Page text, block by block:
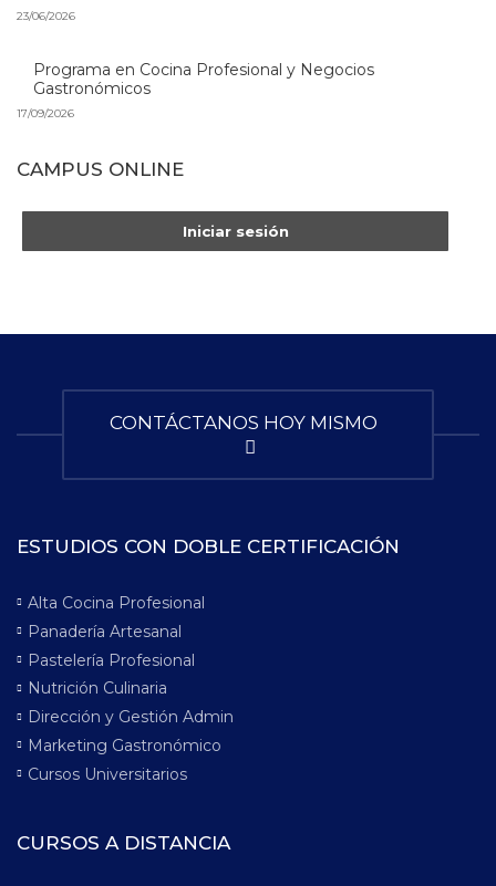
23/06/2026
Programa en Cocina Profesional y Negocios
Gastronómicos
17/09/2026
CAMPUS ONLINE
Iniciar sesión
CONTÁCTANOS HOY MISMO
ESTUDIOS CON DOBLE CERTIFICACIÓN
Alta Cocina Profesional
Panadería Artesanal
Pastelería Profesional
Nutrición Culinaria
Dirección y Gestión Admin
Marketing Gastronómico
Cursos Universitarios
CURSOS A DISTANCIA